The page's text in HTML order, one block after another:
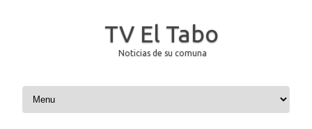
TV El Tabo
Noticias de su comuna
Saltar al contenido